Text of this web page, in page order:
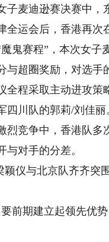
麦迪逊赛决赛中，
全运会后，香港再次
赛程”，本次女子
与超圈奖励，对选手
程采取主动进攻策
川队的郭莉/刘佳丽
竞争中，香港队多
对手的分差。
与北京队齐齐突
期建立起领先优势